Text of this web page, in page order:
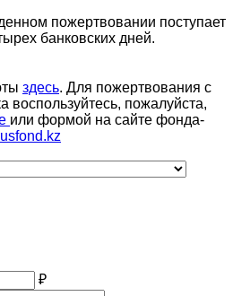
пожертвовании поступает
банковских дней.
здесь. Для пожертвования с
воспользуйтесь, пожалуйста,
или формой на сайте фонда-
₽